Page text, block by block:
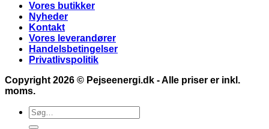
Vores butikker
Nyheder
Kontakt
Vores leverandører
Handelsbetingelser
Privatlivspolitik
Copyright 2026 © Pejseenergi.dk - Alle priser er inkl.
moms.
Søg
efter: